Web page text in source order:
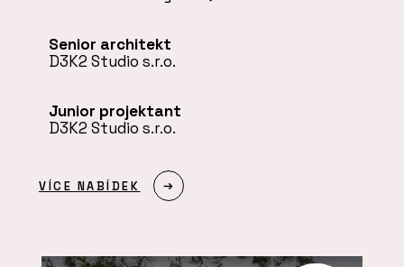
Senior architekt
D3K2 Studio s.r.o.
Junior projektant
D3K2 Studio s.r.o.
VÍCE NABÍDEK